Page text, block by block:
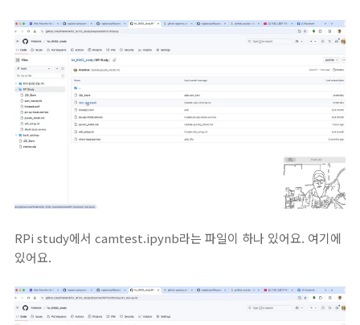
RPi study에서 camtest.ipynb라는 파일이 하나 있어요. 여기에
있어요.